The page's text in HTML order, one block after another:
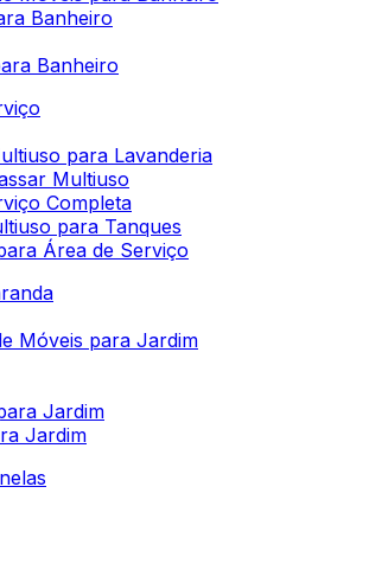
Banheiro
Banheiro
para Lavanderia
Multiuso
Completa
para Tanques
Área de Serviço
Móveis para Jardim
Jardim
Jardim